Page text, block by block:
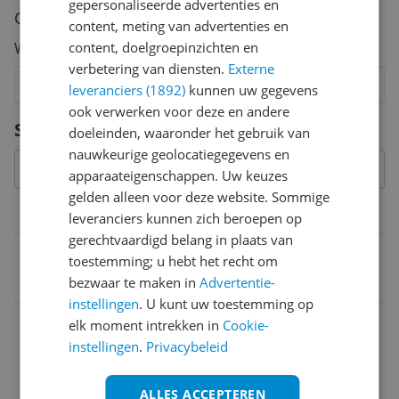
Specificaties
Belangrijkste kenmerken
4040849605048
Cijfer
Welk cijfer geef jij dit product?
8
7
6
5
4
3
2
Vraag 1 van 4
gepersonaliseerde advertenties en
content, meting van advertenties en
content, doelgroepinzichten en
verbetering van diensten. Externe
leveranciers (1892) kunnen uw gegevens
ook verwerken voor deze en andere
doeleinden, waaronder het gebruik van
nauwkeurige geolocatiegegevens en
apparaateigenschappen. Uw keuzes
gelden alleen voor deze website. Sommige
leveranciers kunnen zich beroepen op
gerechtvaardigd belang in plaats van
toestemming; u hebt het recht om
bezwaar te maken inAdvertentie-
instellingen. U kunt uw toestemming op
elk moment intrekken in Cookie-
instellingen. Privacybeleid
ALLES ACCEPTEREN